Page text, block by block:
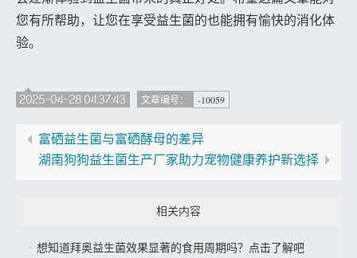
您有所帮助，让您在享受益生菌的也能拥有愉快的消化体
验。
2025-04-28 04:37:43 文章编号： -10059
富硒益生菌与富硒酵母的差异
湖南狗狗益生菌生产厂家助力宠物健康养护新选择
相关内容
想知道拜奥益生菌效果显著的食用周期吗？点击了解吧